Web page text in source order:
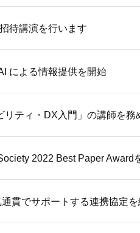
待講演を行います
による情報提供を開始
ティ・DX入門」の講師を務
2022 Best Paper Award
貫でサポートする連携協定